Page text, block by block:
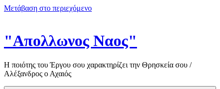
Μετάβαση στο περιεχόμενο
"Απολλωνος Ναος"
Η ποιότης του Έργου σου χαρακτηρίζει την Θρησκεία σου /
Αλέξανδρος ο Αχαιός